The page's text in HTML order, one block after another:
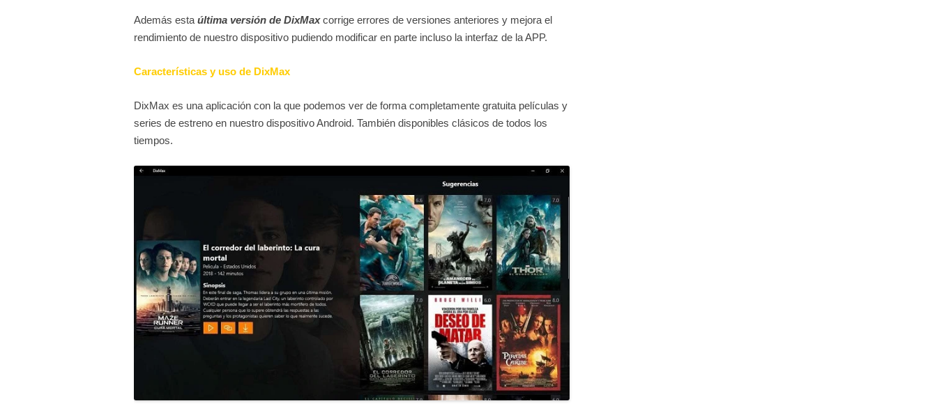
Además esta última versión de DixMaxcorrige errores de versiones anteriores y mejora el
rendimiento de nuestro dispositivo pudiendo modificar en parte incluso la interfaz de la APP.
Características y uso de DixMax
DixMax es una aplicación con la que podemos ver de forma completamente gratuita películas y
series de estreno en nuestro dispositivo Android. También disponibles clásicos de todos los
tiempos.